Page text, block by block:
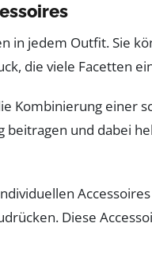
in jedem Outfit. Sie
die viele Facetten
Kombinierung einer
und dabei
Diese